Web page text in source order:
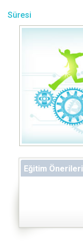
Süresi
Eğitim Önerileri